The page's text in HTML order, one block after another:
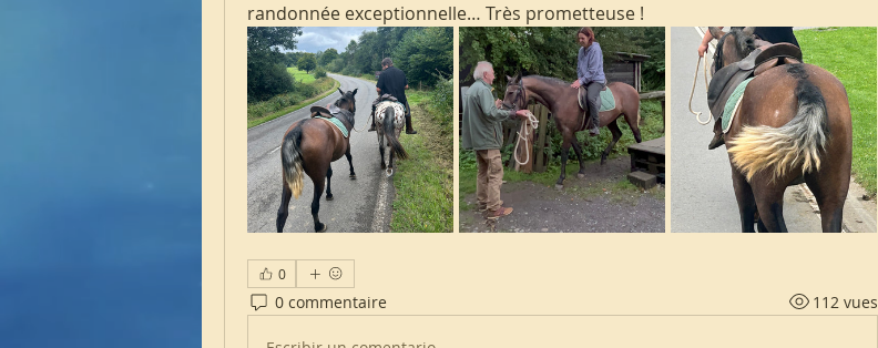
randonnée exceptionnelle… Très prometteuse !
0
0 commentaire 112 vues